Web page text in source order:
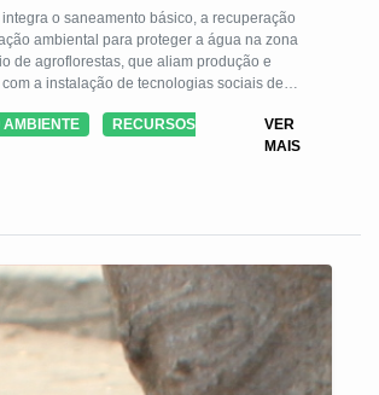
o saneamento básico, a recuperação
ambiental para proteger a água na zona
de agroflorestas, que aliam produção e
a instalação de tecnologias sociais de
de captação de águas de chuvas. O conjunto
articula na promoção da autonomia técnica e
de Conservação.
AMBIENTE
RECURSOS
VER
MAIS